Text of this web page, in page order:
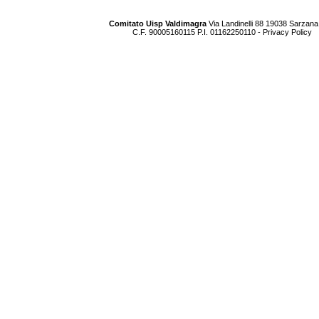
Comitato Uisp Valdimagra Via Landinelli 88 19038
C.F. 90005160115 P.I. 01162250110 - Privacy Policy